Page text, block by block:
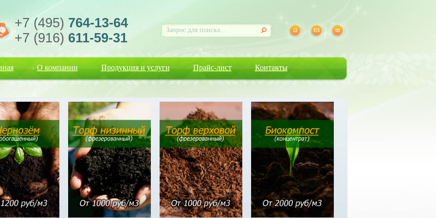
+7 (495) 764-13-64
+7 (916) 611-59-31
О компании Продукция и услуги Прайс-лист Контакты